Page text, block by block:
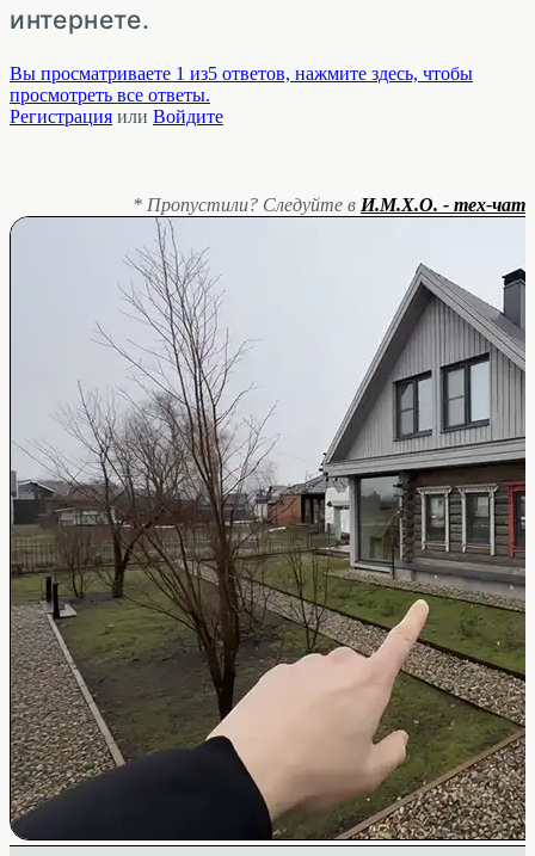
интернете.
Вы просматриваете 1 из5 ответов, нажмите здесь, чтобы
просмотреть все ответы.
Регистрация или Войдите
* Пропустили? Следуйте в И.М.Х.О. - тех-чат